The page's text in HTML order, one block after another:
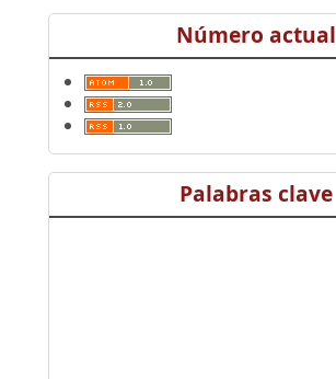
Número actual
Palabras clave